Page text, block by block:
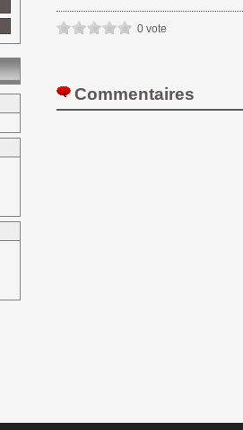
0 vote
Commentaires